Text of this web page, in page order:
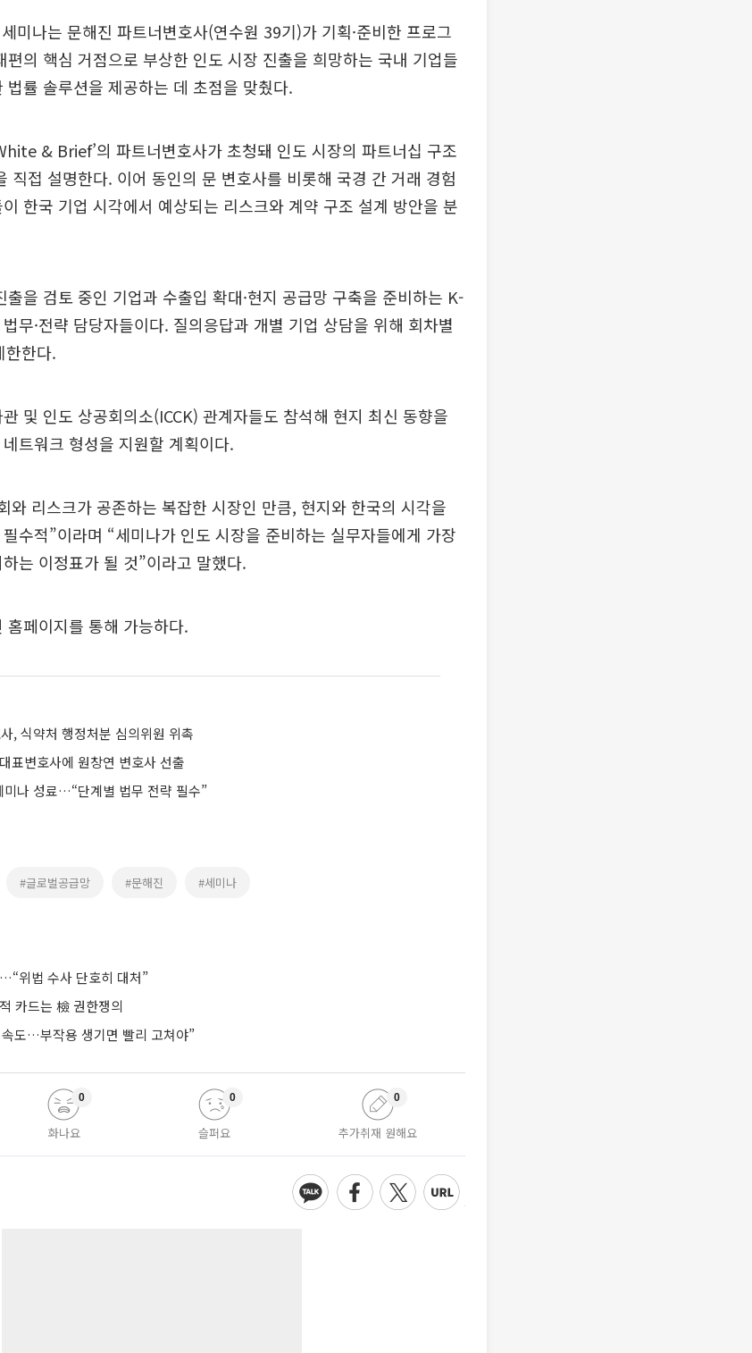
미나는 문해진 파트너변호사(연수원 39기)가 기획·준비한 프로그
편의 핵심 거점으로 부상한 인도 시장 진출을 희망하는 국내 기업들
법률 솔루션을 제공하는 데 초점을 맞췄다.
& Brief’의 파트너변호사가 초청돼 인도 시장의 파트너십 구조
직접 설명한다. 이어 동인의 문 변호사를 비롯해 국경 간 거래 경험
한국 기업 시각에서 예상되는 리스크와 계약 구조 설계 방안을 분
을 검토 중인 기업과 수출입 확대·현지 공급망 구축을 준비하는 K-
법무·전략 담당자들이다. 질의응답과 개별 기업 상담을 위해 회차별
한한다.
및 인도 상공회의소(ICCK) 관계자들도 참석해 현지 최신 동향을
트워크 형성을 지원할 계획이다.
와 리스크가 공존하는 복잡한 시장인 만큼, 현지와 한국의 시각을
수적”이라며 “세미나가 인도 시장을 준비하는 실무자들에게 가장
는 이정표가 될 것”이라고 말했다.
페이지를 통해 가능하다.
, 식약처 행정처분 심의위원 위촉
표변호사에 원창연 변호사 선출
미나 성료…“단계별 법무 전략 필수”
#글로벌공급망 #문해진 #세미나
위법 수사 단호히 대처”
카드는 檢 권한쟁의
도…부작용 생기면 빨리 고쳐야”
화나요
0
슬퍼요
0
추가취재 원해요
0